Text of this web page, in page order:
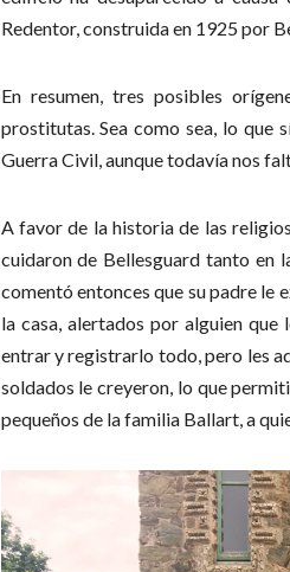
Redentor, construida en 1925 por
En resumen, tres posibles
prostitutas. Sea como sea, lo que
Guerra Civil, aunque todavía nos
A favor de la historia de las
cuidaron de Bellesguard tanto en
comentó entonces que su padre le
la casa, alertados por alguien
entrar y registrarlo todo, pero les
soldados le creyeron, lo que
pequeños de la familia Ballart, a